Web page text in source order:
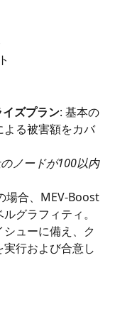
ズプラン: 基本の
る被害額をカバ
ノードが100以内
場合、MEV-Boost
グラフィティ。
ューに備え、ク
行および合意し